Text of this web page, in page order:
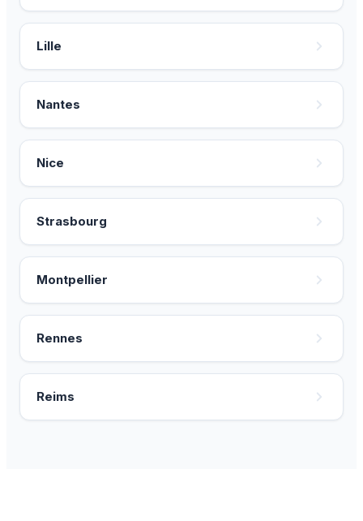
Lille
Nantes
Nice
Strasbourg
Montpellier
Rennes
Reims